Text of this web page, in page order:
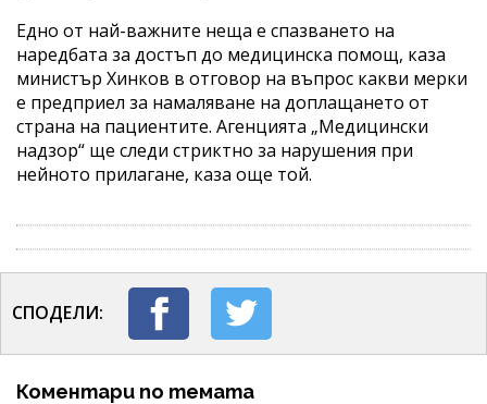
Едно от най-важните неща е спазването на
наредбата за достъп до медицинска помощ, каза
министър Хинков в отговор на въпрос какви мерки
е предприел за намаляване на доплащането от
страна на пациентите. Агенцията „Медицински
надзор“ ще следи стриктно за нарушения при
нейното прилагане, каза още той.
СПОДЕЛИ:
Коментари по темата